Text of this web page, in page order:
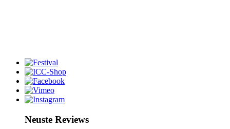
Neuste Reviews